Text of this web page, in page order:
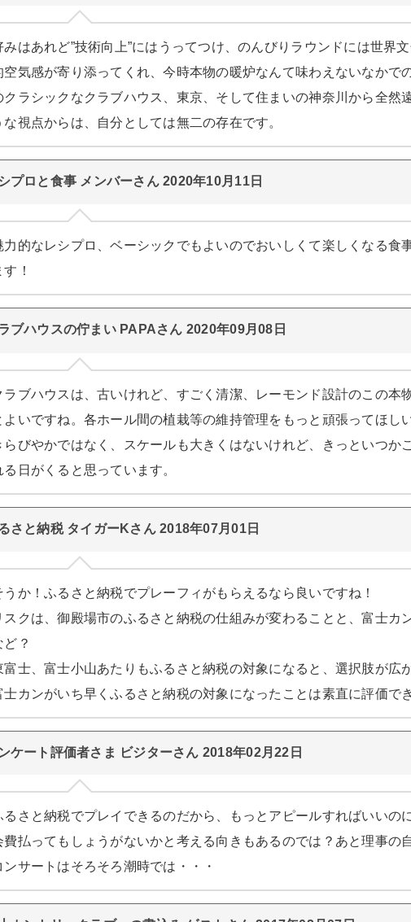
みはあれど”技術向上”にはうってつけ、のんびりラウンドには世界
空気感が寄り添ってくれ、今時本物の暖炉なんて味わえないなかで
クラシックなクラブハウス、東京、そして住まいの神奈川から全然
な視点からは、自分としては無二の存在です。
プロと食事 メンバーさん 2020年10月11日
力的なレシプロ、ベーシックでもよいのでおいしくて楽しくなる食
す！
ブハウスの佇まい PAPAさん 2020年09月08日
ラブハウスは、古いけれど、すごく清潔、レーモンド設計のこの本
よいですね。各ホール間の植栽等の維持管理をもっと頑張ってほし
らびやかではなく、スケールも大きくはないけれど、きっといつか
る日がくると思っています。
さと納税 タイガーKさん 2018年07月01日
うか！ふるさと納税でプレーフィがもらえるなら良いですね！
スクは、御殿場市のふるさと納税の仕組みが変わることと、富士カ
ど？
富士、富士小山あたりもふるさと納税の対象になると、選択肢が広
士カンがいち早くふるさと納税の対象になったことは素直に評価で
ケート評価者さま ビジターさん 2018年02月22日
るさと納税でプレイできるのだから、もっとアピールすればいいの
費払ってもしょうがないかと考える向きもあるのでは？あと理事の
ンサートはそろそろ潮時では・・・